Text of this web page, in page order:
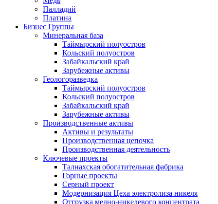
Палладий
Платина
Бизнес Группы
Минеральная база
Таймырский полуостров
Кольский полуостров
Забайкальский край
Зарубежные активы
Геологоразведка
Таймырский полуостров
Кольский полуостров
Забайкальский край
Зарубежные активы
Производственные активы
Активы и результаты
Производственная цепочка
Производственная деятельность
Ключевые проекты
Талнахская обогатительная фабрика
Горные проекты
Серный проект
Модернизация Цеха электролиза никеля
Отгрузка медно-никелевого концентрата